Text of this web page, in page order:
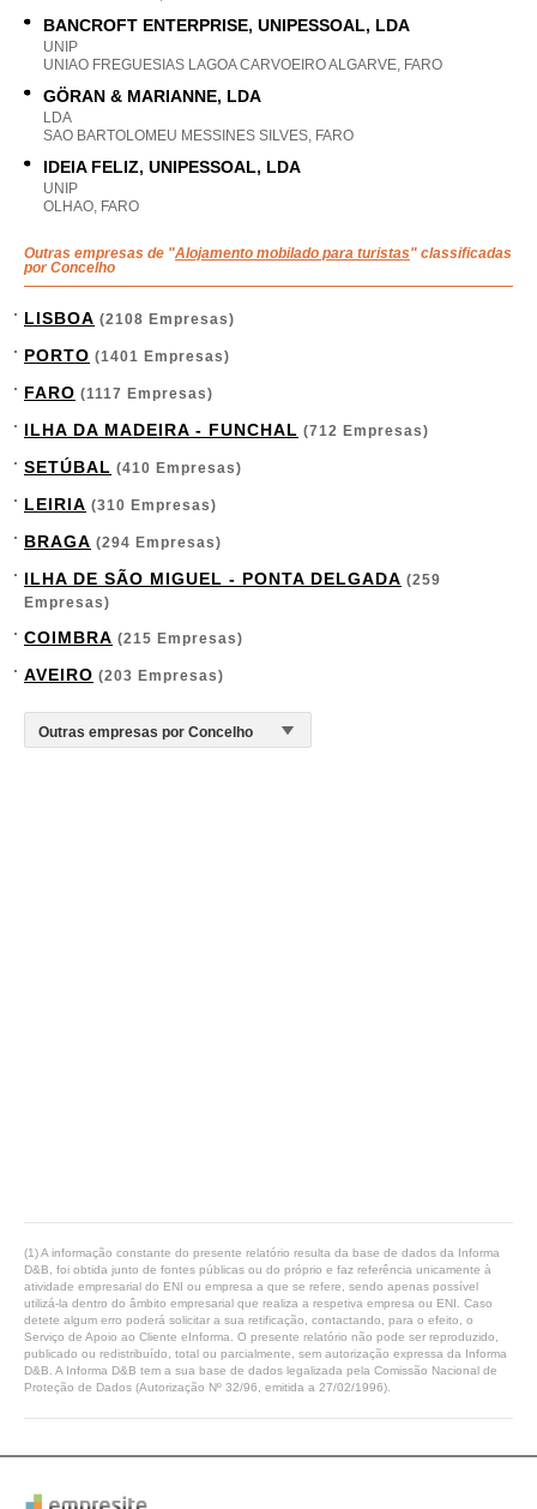
BANCROFT ENTERPRISE, UNIPESSOAL, LDA
UNIP
UNIAO FREGUESIAS LAGOA CARVOEIRO ALGARVE, FARO
GÖRAN & MARIANNE, LDA
LDA
SAO BARTOLOMEU MESSINES SILVES, FARO
IDEIA FELIZ, UNIPESSOAL, LDA
UNIP
OLHAO, FARO
Outras empresas de "Alojamento mobilado para turistas" classificadas
por Concelho
LISBOA (2108 Empresas)
PORTO (1401 Empresas)
FARO (1117 Empresas)
ILHA DA MADEIRA - FUNCHAL (712 Empresas)
SETÚBAL (410 Empresas)
LEIRIA (310 Empresas)
BRAGA (294 Empresas)
ILHA DE SÃO MIGUEL - PONTA DELGADA (259
Empresas)
COIMBRA (215 Empresas)
AVEIRO (203 Empresas)
(1) A informação constante do presente relatório resulta da base de dados da Informa
D&B, foi obtida junto de fontes públicas ou do próprio e faz referência unicamente à
atividade empresarial do ENI ou empresa a que se refere, sendo apenas possível
utilizá-la dentro do âmbito empresarial que realiza a respetiva empresa ou ENI. Caso
detete algum erro poderá solicitar a sua retificação, contactando, para o efeito, o
Serviço de Apoio ao Cliente eInforma. O presente relatório não pode ser reproduzido,
publicado ou redistribuído, total ou parcialmente, sem autorização expressa da Informa
D&B. A Informa D&B tem a sua base de dados legalizada pela Comissão Nacional de
Proteção de Dados (Autorização Nº 32/96, emitida a 27/02/1996).